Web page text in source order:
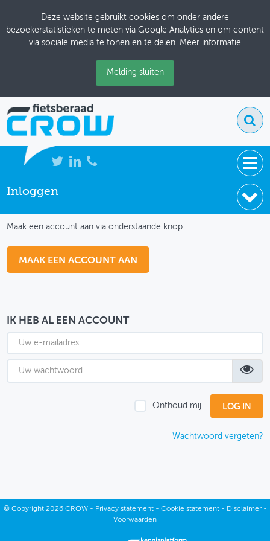
Deze website gebruikt cookies om onder andere
bezoekerstatistieken te meten via Google Analytics en om content
via sociale media te tonen en te delen. Meer informatie
Melding sluiten
NIEUWS
THEMASITES
MIJN PROFIEL
GEBRUIKER
Inloggen
Maak een account aan via onderstaande knop.
MAAK EEN ACCOUNT AAN
IK HEB AL EEN ACCOUNT
Onthoud mij
Wachtwoord vergeten?
© Copyright2026 CROW - Privacy statement- Cookie statement- Disclaimer-
Voorwaarden